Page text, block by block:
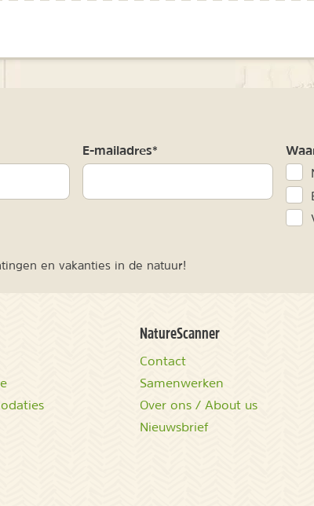
E-mailadres*
en vakanties in de natuur!
NatureScanner
Contact
Samenwerken
Over ons / About us
Nieuwsbrief